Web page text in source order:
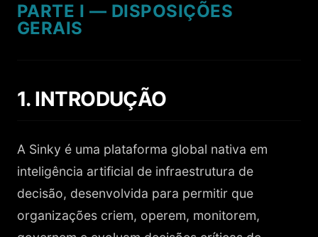
PARTE I — DISPOSIÇÕES
GERAIS
1. INTRODUÇÃO
A Sinky é uma plataforma global nativa em
inteligência artificial de infraestrutura de
decisão, desenvolvida para permitir que
organizações criem, operem, monitorem,